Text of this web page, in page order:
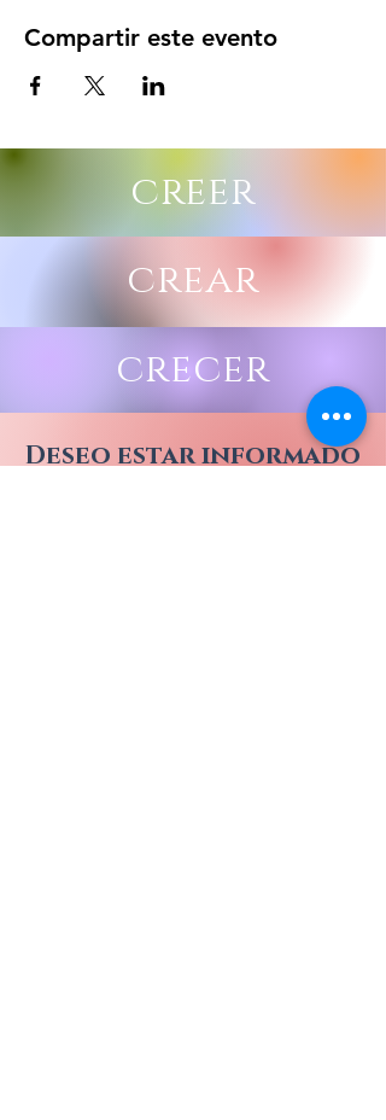
Compartir este evento
creer
crear
crecer
Deseo estar informado